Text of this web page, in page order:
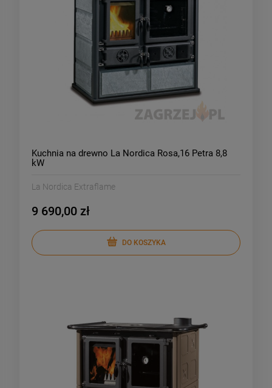
Kuchnia na drewno La Nordica Rosa,16 Petra 8,8
kW
La Nordica Extraflame
9 690,00 zł
DO KOSZYKA